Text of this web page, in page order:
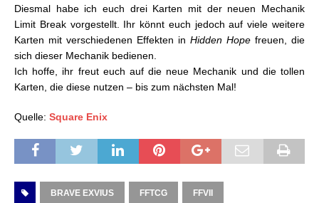
Diesmal habe ich euch drei Karten mit der neuen Mechanik
Limit Break vorgestellt. Ihr könnt euch jedoch auf viele weitere
Karten mit verschiedenen Effekten in Hidden Hope freuen, die
sich dieser Mechanik bedienen.
Ich hoffe, ihr freut euch auf die neue Mechanik und die tollen
Karten, die diese nutzen – bis zum nächsten Mal!
Quelle: Square Enix
BRAVE EXVIUS FFTCG FFVII